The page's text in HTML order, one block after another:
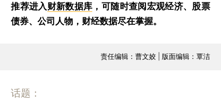
推荐进入财新数据库 ，可随时查阅宏观经济、股票
债券、公司人物，财经数据尽在掌握。
责任编辑：曹文姣 | 版面编辑：覃洁
话题：